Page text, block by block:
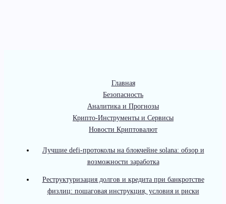
Главная
Безопасность
Аналитика и Прогнозы
Крипто-Инструменты и Сервисы
Новости Криптовалют
Лучшие defi-протоколы на блокчейне solana: обзор и
возможности заработка
Реструктуризация долгов и кредита при банкротстве
физлиц: пошаговая инструкция, условия и риски